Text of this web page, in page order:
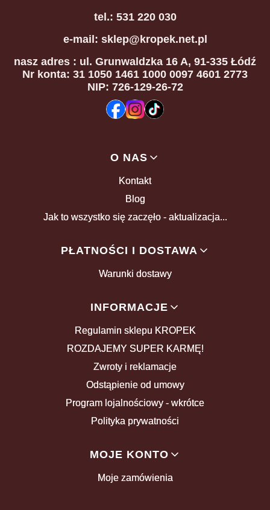
tel.: 531 220 030
e-mail: sklep@kropek.net.pl
nasz adres : ul. Grunwaldzka 16 A, 91-335 Łódź
Nr konta: 31 1050 1461 1000 0097 4601 2773
NIP: 726-129-26-72
O NAS
Kontakt
Blog
Jak to wszystko się zaczęło - aktualizacja...
PŁATNOŚCI I DOSTAWA
Warunki dostawy
INFORMACJE
Regulamin sklepu KROPEK
ROZDAJEMY SUPER KARMĘ!
Zwroty i reklamacje
Odstąpienie od umowy
Program lojalnościowy - wkrótce
Polityka prywatności
MOJE KONTO
Moje zamówienia